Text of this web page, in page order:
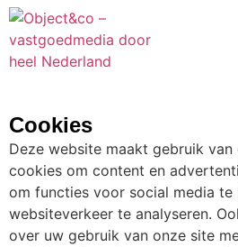
Cookies
Deze website maakt gebruik
cookies om content en
om functies voor social media te
websiteverkeer te analyseren.
over uw gebruik van onze site